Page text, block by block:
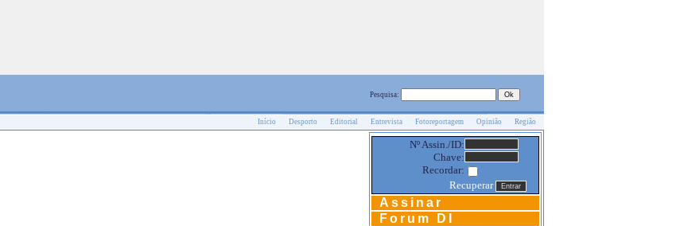
Pesquisa:
Início Desporto Editorial Entrevista Fotoreportagem Opinião Região
Nº Assin./ID:
Chave:
Recordar:
Recuperar
Assinar
Forum DI